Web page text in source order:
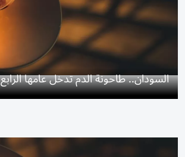
السودان.. طاحونة الدم تدخل عامها الرابع